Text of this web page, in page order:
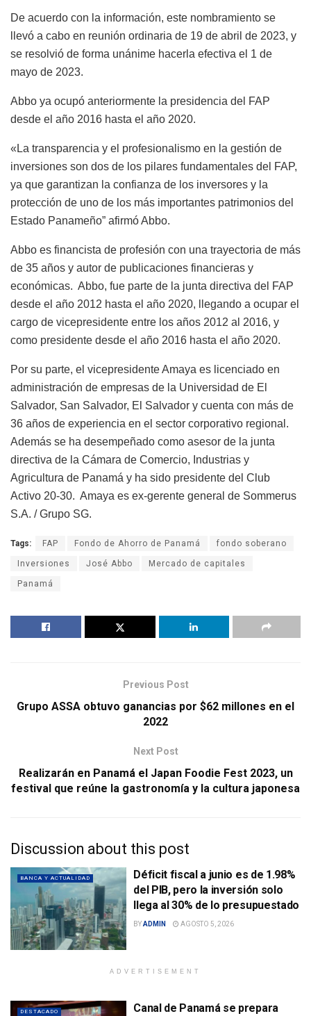
De acuerdo con la información, este nombramiento se
llevó a cabo en reunión ordinaria de 19 de abril de 2023, y
se resolvió de forma unánime hacerla efectiva el 1 de
mayo de 2023.
Abbo ya ocupó anteriormente la presidencia del FAP
desde el año 2016 hasta el año 2020.
«La transparencia y el profesionalismo en la gestión de
inversiones son dos de los pilares fundamentales del FAP,
ya que garantizan la confianza de los inversores y la
protección de uno de los más importantes patrimonios del
Estado Panameño” afirmó Abbo.
Abbo es financista de profesión con una trayectoria de más
de 35 años y autor de publicaciones financieras y
económicas. Abbo, fue parte de la junta directiva del FAP
desde el año 2012 hasta el año 2020, llegando a ocupar el
cargo de vicepresidente entre los años 2012 al 2016, y
como presidente desde el año 2016 hasta el año 2020.
Por su parte, el vicepresidente Amaya es licenciado en
administración de empresas de la Universidad de El
Salvador, San Salvador, El Salvador y cuenta con más de
36 años de experiencia en el sector corporativo regional.
Además se ha desempeñado como asesor de la junta
directiva de la Cámara de Comercio, Industrias y
Agricultura de Panamá y ha sido presidente del Club
Activo 20-30. Amaya es ex-gerente general de Sommerus
S.A. / Grupo SG.
Tags: FAP Fondo de Ahorro de Panamá fondo soberano
Inversiones José Abbo Mercado de capitales
Panamá
Previous Post
Grupo ASSA obtuvo ganancias por $62 millones en el
2022
Next Post
Realizarán en Panamá el Japan Foodie Fest 2023, un
festival que reúne la gastronomía y la cultura japonesa
Discussion about this post
BANCA Y ACTUALIDAD
Déficit fiscal a junio es de 1.98%
del PIB, pero la inversión solo
llega al 30% de lo presupuestado
BYADMIN AGOSTO 5, 2026
ADVERTISEMENT
DESTACADO
Canal de Panamá se prepara